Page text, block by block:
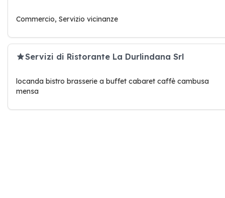
Commercio, Servizio vicinanze
Servizi di Ristorante La Durlindana Srl
locanda bistro brasserie a buffet cabaret caffè cambusa
mensa